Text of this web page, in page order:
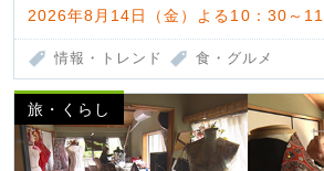
2026年8月14日（金）よる10：30～
情報・トレンド 食・グルメ
旅・くらし